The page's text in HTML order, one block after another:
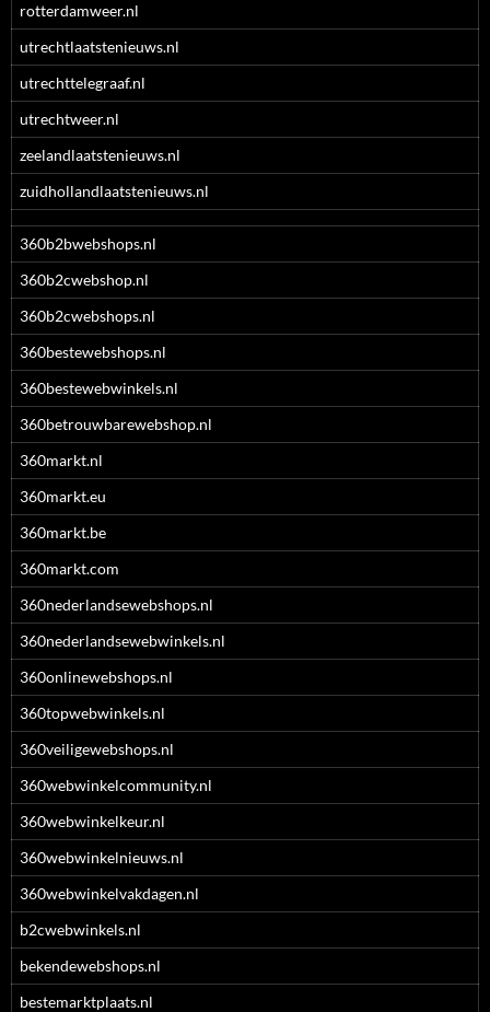
rotterdamweer.nl
utrechtlaatstenieuws.nl
utrechttelegraaf.nl
utrechtweer.nl
zeelandlaatstenieuws.nl
zuidhollandlaatstenieuws.nl
360b2bwebshops.nl
360b2cwebshop.nl
360b2cwebshops.nl
360bestewebshops.nl
360bestewebwinkels.nl
360betrouwbarewebshop.nl
360markt.nl
360markt.eu
360markt.be
360markt.com
360nederlandsewebshops.nl
360nederlandsewebwinkels.nl
360onlinewebshops.nl
360topwebwinkels.nl
360veiligewebshops.nl
360webwinkelcommunity.nl
360webwinkelkeur.nl
360webwinkelnieuws.nl
360webwinkelvakdagen.nl
b2cwebwinkels.nl
bekendewebshops.nl
bestemarktplaats.nl